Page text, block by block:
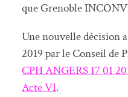
que Grenoble
Une nouvelle décision
2019 par le Conseil de
CPH ANGERS 17 01
Acte VI.